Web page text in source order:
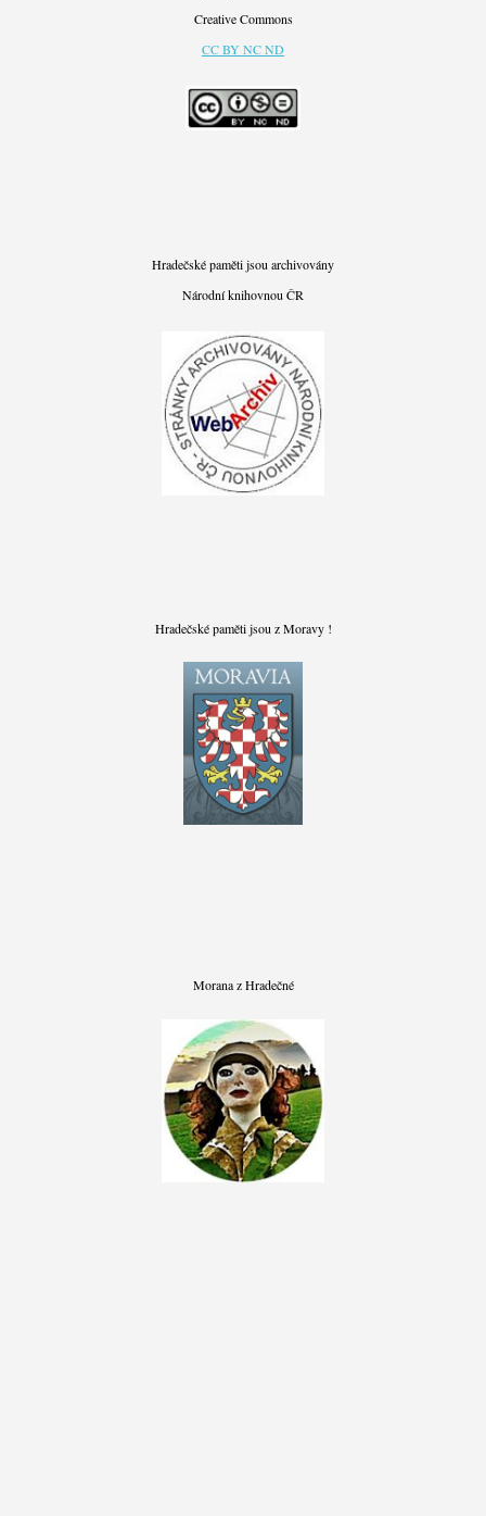
Creative Commons
CC BY NC ND
Hradečské paměti jsou archivovány
Národní knihovnou ČR
Hradečské paměti jsou z Moravy !
Morana z Hradečné